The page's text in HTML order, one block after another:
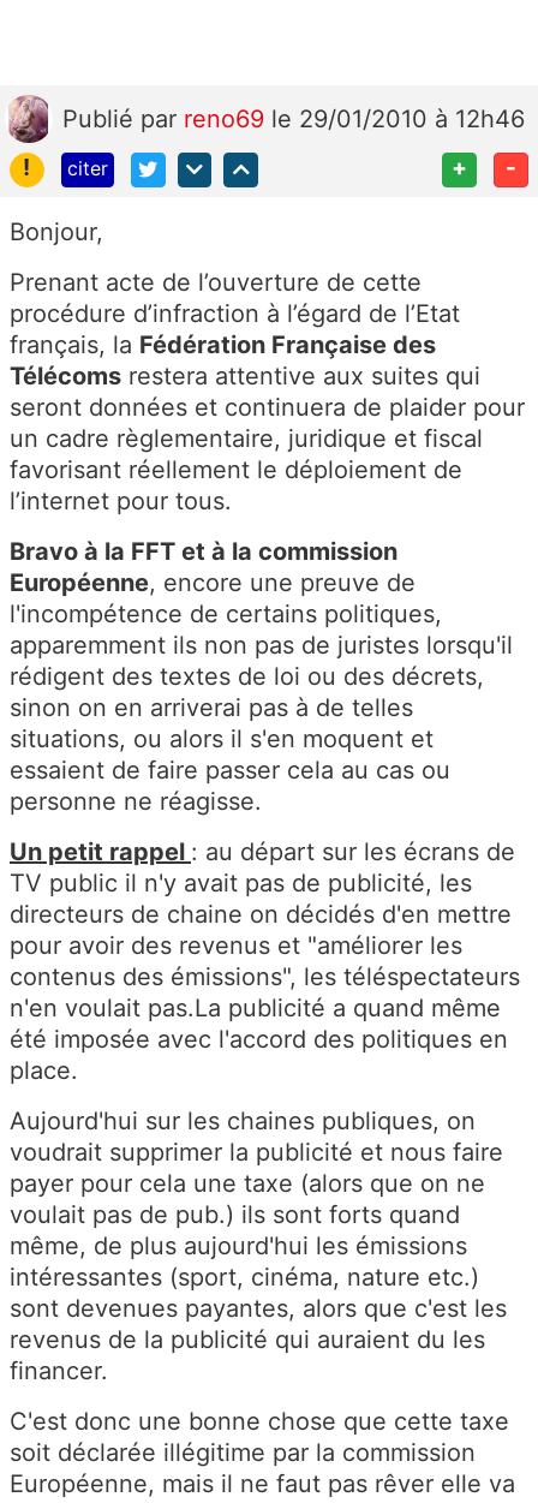
Publié par reno69 le 29/01/2010 à 12h46
!
citer + -
Bonjour,
Prenant acte de l’ouverture de cette
procédure d’infraction à l’égard de l’Etat
français, la Fédération Française des
Télécoms restera attentive aux suites qui
seront données et continuera de plaider pour
un cadre règlementaire, juridique et fiscal
favorisant réellement le déploiement de
l’internet pour tous.
Bravo à la FFT et à la commission
Européenne, encore une preuve de
l'incompétence de certains politiques,
apparemment ils non pas de juristes lorsqu'il
rédigent des textes de loi ou des décrets,
sinon on en arriverai pas à de telles
situations, ou alors il s'en moquent et
essaient de faire passer cela au cas ou
personne ne réagisse.
Un petit rappel : au départ sur les écrans de
TV public il n'y avait pas de publicité, les
directeurs de chaine on décidés d'en mettre
pour avoir des revenus et "améliorer les
contenus des émissions", les téléspectateurs
n'en voulait pas.La publicité a quand même
été imposée avec l'accord des politiques en
place.
Aujourd'hui sur les chaines publiques, on
voudrait supprimer la publicité et nous faire
payer pour cela une taxe (alors que on ne
voulait pas de pub.) ils sont forts quand
même, de plus aujourd'hui les émissions
intéressantes (sport, cinéma, nature etc.)
sont devenues payantes, alors que c'est les
revenus de la publicité qui auraient du les
financer.
C'est donc une bonne chose que cette taxe
soit déclarée illégitime par la commission
Européenne, mais il ne faut pas rêver elle va